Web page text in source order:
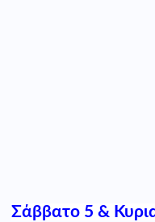
Σάββατο 5 &